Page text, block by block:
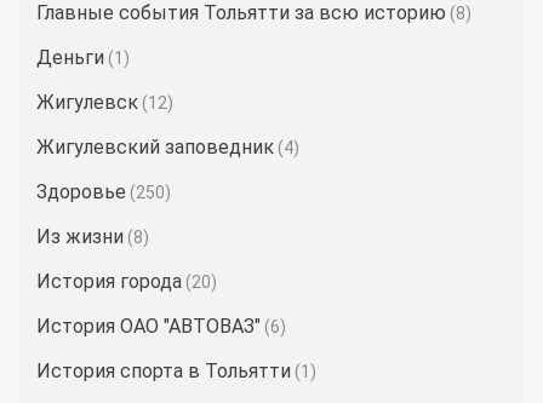
Главные события Тольятти за всю историю (8)
Деньги (1)
Жигулевск (12)
Жигулевский заповедник (4)
Здоровье (250)
Из жизни (8)
История города (20)
История ОАО "АВТОВАЗ" (6)
История спорта в Тольятти (1)